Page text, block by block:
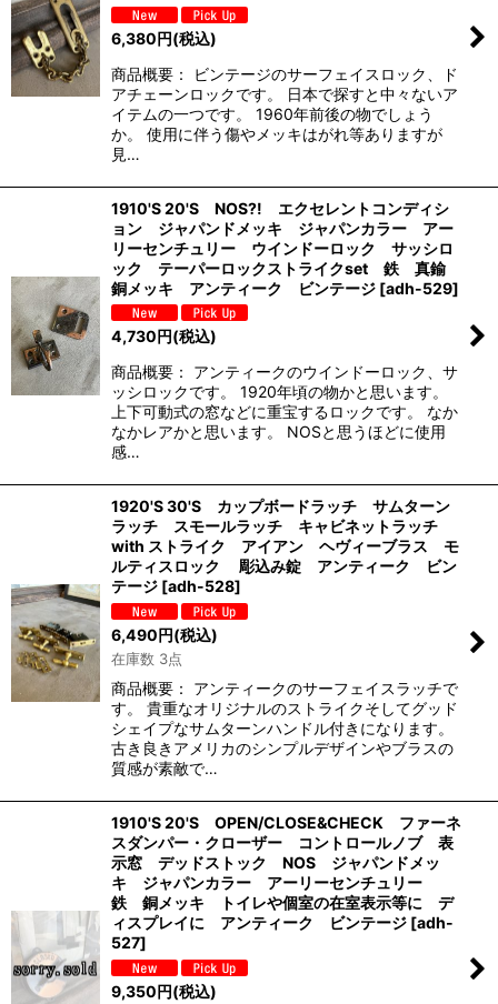
6,380円(税込)
商品概要： ビンテージのサーフェイスロック、ド
アチェーンロックです。 日本で探すと中々ないア
イテムの一つです。 1960年前後の物でしょう
か。 使用に伴う傷やメッキはがれ等ありますが
見…
1910'S 20'S NOS?! エクセレントコンディシ
ョン ジャパンドメッキ ジャパンカラー アー
リーセンチュリー ウインドーロック サッシロ
ック テーパーロックストライクset 鉄 真鍮
銅メッキ アンティーク ビンテージ [adh-529]
4,730円(税込)
商品概要： アンティークのウインドーロック、サ
ッシロックです。 1920年頃の物かと思います。
上下可動式の窓などに重宝するロックです。 なか
なかレアかと思います。 NOSと思うほどに使用
感…
1920'S 30'S カップボードラッチ サムターン
ラッチ スモールラッチ キャビネットラッチ
with ストライク アイアン ヘヴィーブラス モ
ルティスロック 彫込み錠 アンティーク ビン
テージ [adh-528]
6,490円(税込)
在庫数 3点
商品概要： アンティークのサーフェイスラッチで
す。 貴重なオリジナルのストライクそしてグッド
シェイプなサムターンハンドル付きになります。
古き良きアメリカのシンプルデザインやブラスの
質感が素敵で…
1910'S 20'S OPEN/CLOSE&CHECK ファーネ
スダンパー・クローザー コントロールノブ 表
示窓 デッドストック NOS ジャパンドメッ
キ ジャパンカラー アーリーセンチュリー
鉄 銅メッキ トイレや個室の在室表示等に デ
ィスプレイに アンティーク ビンテージ [adh-
527]
9,350円(税込)